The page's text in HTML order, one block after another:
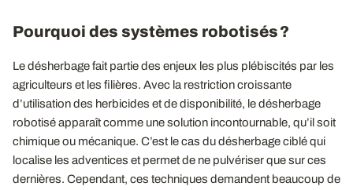
Pourquoi des systèmes robotisés ?
Le désherbage fait partie des enjeux les plus plébiscités par les
agriculteurs et les filières. Avec la restriction croissante
d’utilisation des herbicides et de disponibilité, le désherbage
robotisé apparaît comme une solution incontournable, qu’il soit
chimique ou mécanique. C’est le cas du désherbage ciblé qui
localise les adventices et permet de ne pulvériser que sur ces
dernières. Cependant, ces techniques demandent beaucoup de